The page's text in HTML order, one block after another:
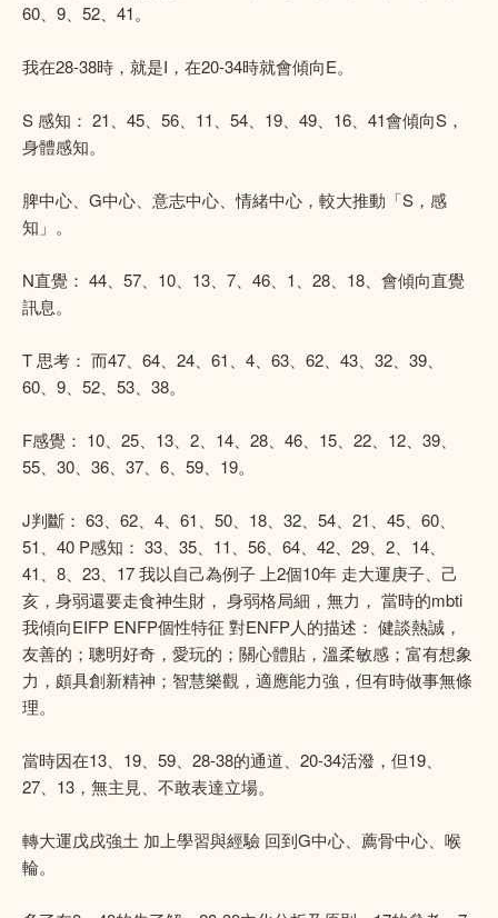
60、9、52、41。
我在28-38時，就是I，在20-34時就會傾向E。
S 感知： 21、45、56、11、54、19、49、16、41會傾向S，
身體感知。
脾中心、G中心、意志中心、情緒中心，較大推動「S，感
知」。
N直覺： 44、57、10、13、7、46、1、28、18、會傾向直覺
訊息。
T 思考： 而47、64、24、61、4、63、62、43、32、39、
60、9、52、53、38。
F感覺： 10、25、13、2、14、28、46、15、22、12、39、
55、30、36、37、6、59、19。
J判斷： 63、62、4、61、50、18、32、54、21、45、60、
51、40 P感知： 33、35、11、56、64、42、29、2、14、
41、8、23、17 我以自己為例子 上2個10年 走大運庚子、己
亥，身弱還要走食神生財， 身弱格局細，無力， 當時的mbti
我傾向EIFP ENFP個性特征 對ENFP人的描述： 健談熱誠，
友善的；聰明好奇，愛玩的；關心體貼，溫柔敏感；富有想象
力，頗具創新精神；智慧樂觀，適應能力強，但有時做事無條
理。
當時因在13、19、59、28-38的通道、20-34活潑，但19、
27、13，無主見、不敢表達立場。
轉大運戊戌強土 加上學習與經驗 回到G中心、薦骨中心、喉
輪。